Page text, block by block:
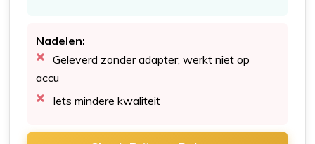
Nadelen:
Geleverd zonder adapter, werkt niet op
accu
Iets mindere kwaliteit